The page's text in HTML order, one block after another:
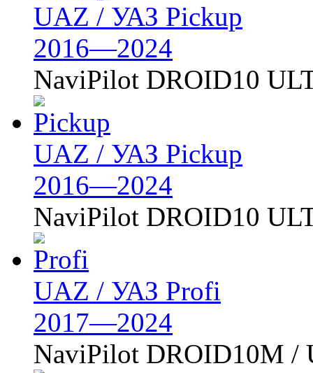
UAZ / УАЗ Pickup
2016—2024
NaviPilot DROID10
UAZ / УАЗ Pickup
2016—2024
NaviPilot DROID10
UAZ / УАЗ Profi
2017—2024
NaviPilot DROID10M /